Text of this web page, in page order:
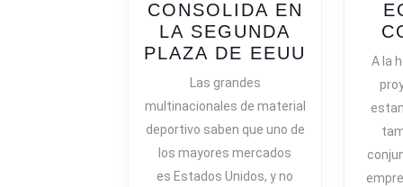
CONSOLIDA EN
LA SEGUNDA
PLAZA DE EEUU UNDER
Las grandes
multinacionales de material
deportivo saben que uno de
los mayores mercados
es Estados Unidos, y no
A la